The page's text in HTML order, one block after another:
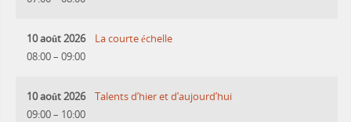
10 août 2026
08:00– 09:00
La courte échelle
10 août 2026
09:00– 10:00
Talents d’hier et d’aujourd’hui